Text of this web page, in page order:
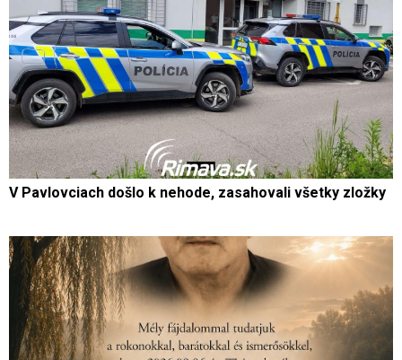
V Pavlovciach došlo k nehode, zasahovali všetky zložky